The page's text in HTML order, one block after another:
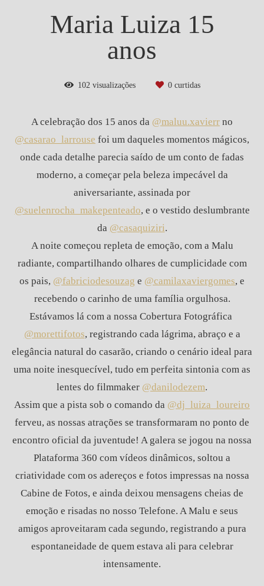
Maria Luiza 15
anos
102visualizações 0curtidas
A celebração dos 15 anos da @maluu.xavierr no
@casarao_larrouse foi um daqueles momentos mágicos,
onde cada detalhe parecia saído de um conto de fadas
moderno, a começar pela beleza impecável da
aniversariante, assinada por
@suelenrocha_makepenteado, e o vestido deslumbrante
da @casaquiziri.
A noite começou repleta de emoção, com a Malu
radiante, compartilhando olhares de cumplicidade com
os pais, @fabriciodesouzag e @camilaxaviergomes, e
recebendo o carinho de uma família orgulhosa.
Estávamos lá com a nossa Cobertura Fotográfica
@morettifotos, registrando cada lágrima, abraço e a
elegância natural do casarão, criando o cenário ideal para
uma noite inesquecível, tudo em perfeita sintonia com as
lentes do filmmaker @danilodezem.
Assim que a pista sob o comando da @dj_luiza_loureiro
ferveu, as nossas atrações se transformaram no ponto de
encontro oficial da juventude! A galera se jogou na nossa
Plataforma 360 com vídeos dinâmicos, soltou a
criatividade com os adereços e fotos impressas na nossa
Cabine de Fotos, e ainda deixou mensagens cheias de
emoção e risadas no nosso Telefone. A Malu e seus
amigos aproveitaram cada segundo, registrando a pura
espontaneidade de quem estava ali para celebrar
intensamente.